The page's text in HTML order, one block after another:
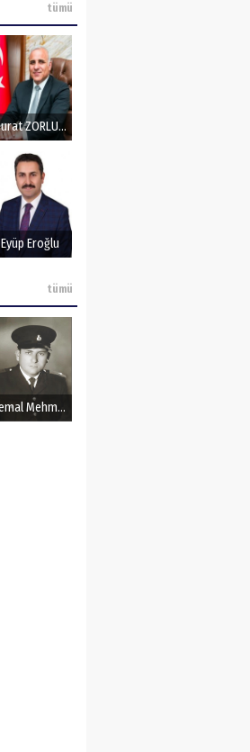
tümü
Murat ZORLUOĞLU
Eyüp Eroğlu
tümü
Kemal Mehmet Kanmaz